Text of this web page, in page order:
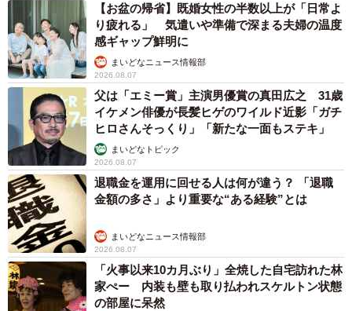
【お盆の帰省】既婚女性の半数以上が「日常よ
り疲れる」 気遣いや準備で深まる夫婦の温度
感ギャップ鮮明に
まいどなニュース情報部
2026.08.07
父は「エミー賞」主演男優賞の真田広之 31歳
イケメン俳優が長髪ヒゲのワイルド近影「ガチ
ヒロさんそっくり」「新たな一面もステキ」
まいどなトピック
2026.08.07
退職金を運用に回せる人は何が違う？ 「退職
金額の多さ」より重要な“ある経験”とは
まいどなニュース情報部
2026.08.07
「火事以来10カ月ぶり」全焼した自宅訪れた林
家ぺー 内装も壁も取り払われスケルトン状態
の部屋に呆然